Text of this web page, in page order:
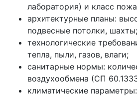
лаборатория) и класс
архитектурные планы:
подвесные потолки, шахты;
технологические
тепла, пыли, газов, влаги;
санитарные нормы:
воздухообмена (СП
климатические